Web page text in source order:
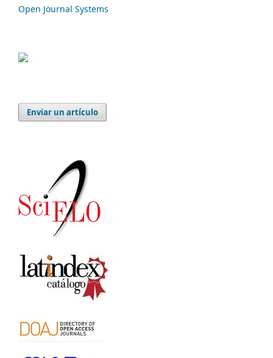
Open Journal Systems
Enviar un artículo